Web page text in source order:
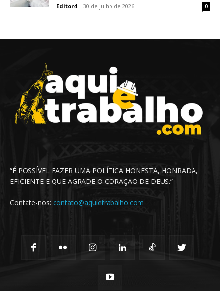
Editor4 - 30 de julho de 2026 0
“É POSSÍVEL FAZER UMA POLÍTICA HONESTA, HONRADA,
EFICIENTE E QUE AGRADE O CORAÇÃO DE DEUS.”
Contate-nos: contato@aquietrabalho.com